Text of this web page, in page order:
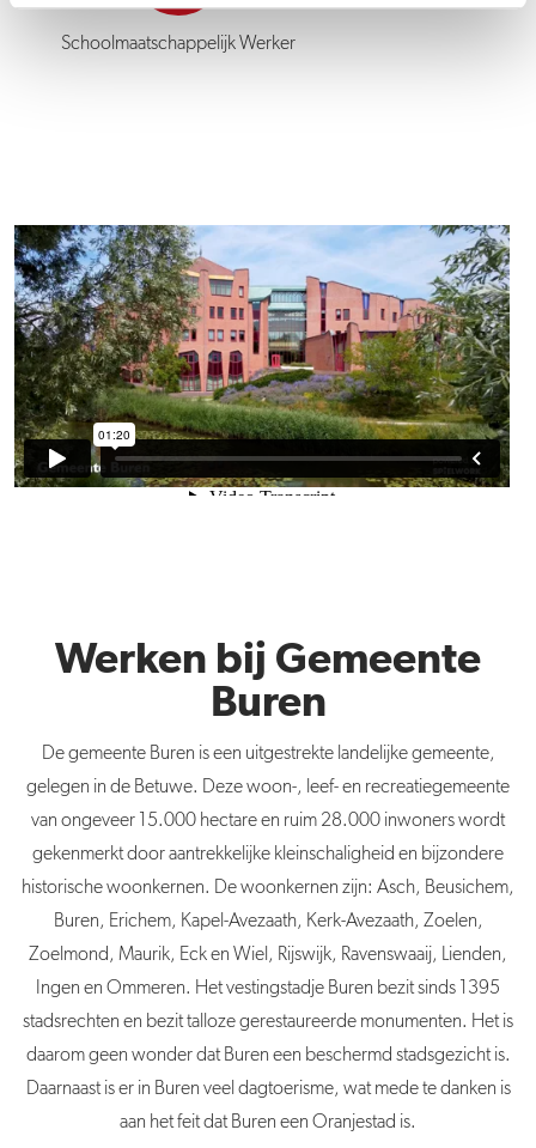
Schoolmaatschappelijk Werker
Werken bij Gemeente
Buren
Degemeente Buren is een uitgestrekte landelijkegemeente,
gelegen in de Betuwe. Deze woon-, leef- en recreatiegemeente
van ongeveer 15.000 hectare en ruim 28.000 inwoners wordt
gekenmerkt door aantrekkelijke kleinschaligheid en bijzondere
historische woonkernen. De woonkernen zijn: Asch, Beusichem,
Buren, Erichem, Kapel-Avezaath, Kerk-Avezaath, Zoelen,
Zoelmond, Maurik, Eck en Wiel, Rijswijk, Ravenswaaij, Lienden,
Ingen en Ommeren. Het vestingstadje Buren bezit sinds 1395
stadsrechten en bezit talloze gerestaureerde monumenten. Het is
daarom geen wonder dat Buren een beschermd stadsgezicht is.
Daarnaast is er in Buren veel dagtoerisme, wat mede te danken is
aan het feit dat Buren een Oranjestad is.